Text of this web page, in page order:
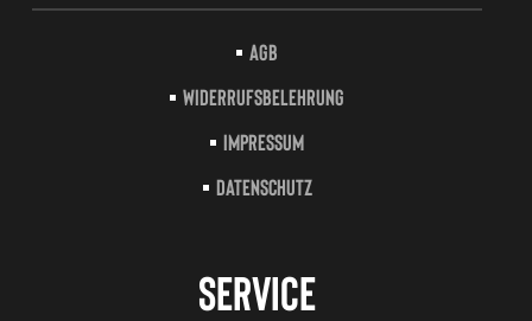
AGB
Widerrufsbelehrung
Impressum
Datenschutz
Service